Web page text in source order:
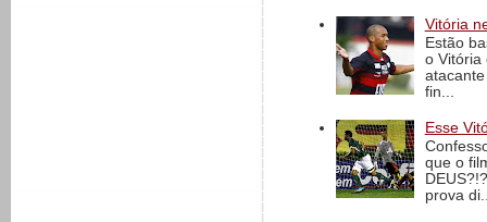
Vitória
Estão
o Vitória
fin...
Esse
que o
prova